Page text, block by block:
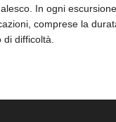
In ogni
comprese la
difficoltà.